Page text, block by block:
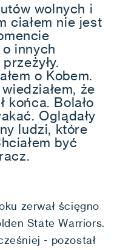
wolnych i
ciałem nie jest
innych
o Kobem.
że
końca. Bolało
Oglądały
ludzi, które
być
zerwał ścięgno
State Warriors.
- pozostał